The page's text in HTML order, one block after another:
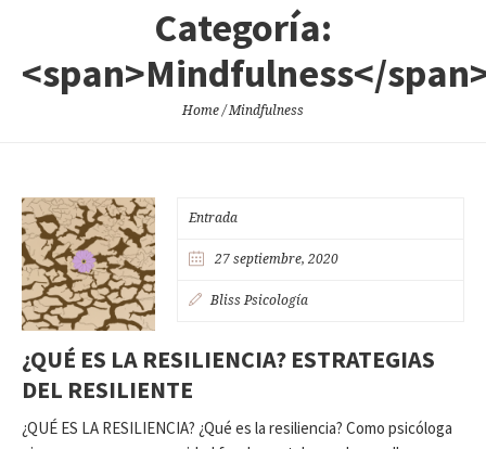
Categoría:
<span>Mindfulness</
Home /Mindfulness
Entrada
27 septiembre, 2020
Bliss Psicología
¿QUÉ ES LA RESILIENCIA? ESTRATEGIAS
DEL RESILIENTE
¿QUÉ ES LA RESILIENCIA? ¿Qué es la resiliencia? Como psicóloga